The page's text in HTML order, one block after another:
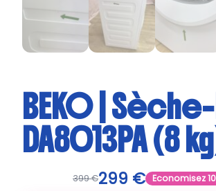
BEKO |
DA8013PA (8
399€299 € Economisez